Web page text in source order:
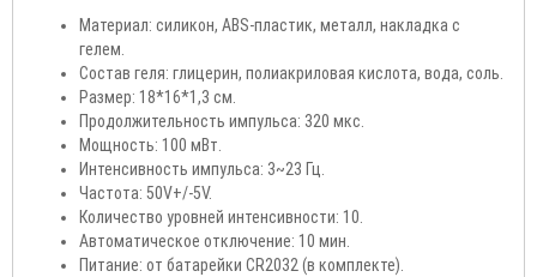
Материал: силикон, ABS-пластик, металл, накладка с
гелем.
Состав геля: глицерин, полиакриловая кислота, вода, соль.
Размер: 18*16*1,3 см.
Продолжительность импульса: 320 мкс.
Мощность: 100 мВт.
Интенсивность импульса: 3~23 Гц.
Частота: 50V+/-5V.
Количество уровней интенсивности: 10.
Автоматическое отключение: 10 мин.
Питание: от батарейки CR2032 (в комплекте).